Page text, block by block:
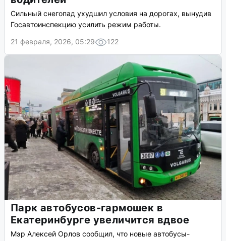
Сильный снегопад ухудшил условия на дорогах, вынудив
Госавтоинспекцию усилить режим работы.
21 февраля, 2026, 05:29
122
Парк автобусов-гармошек в
Екатеринбурге увеличится вдвое
Мэр Алексей Орлов сообщил, что новые автобусы-